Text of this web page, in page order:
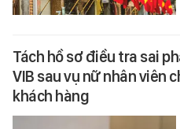
Tách hồ sơ điều tra sai
VIB sau vụ nữ nhân viên
khách hàng